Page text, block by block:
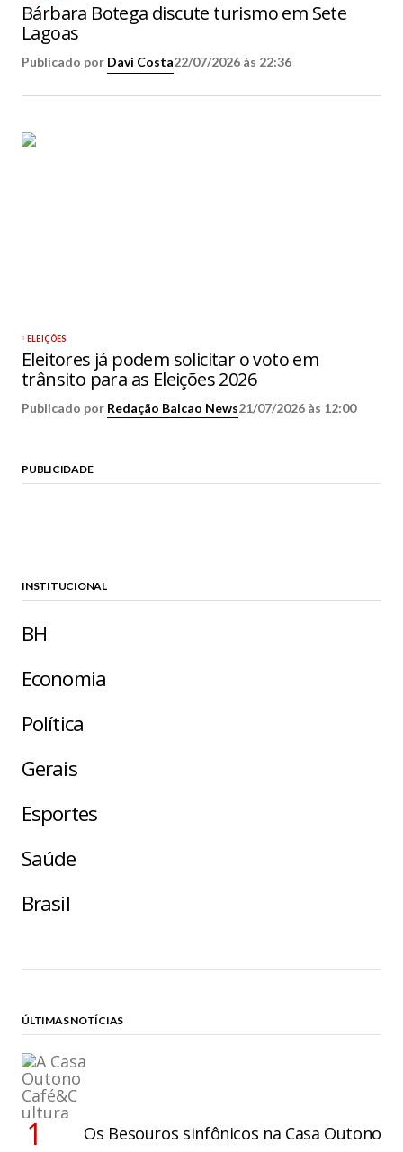
Bárbara Botega discute turismo em Sete
Lagoas
Publicado por Davi Costa22/07/2026 às 22:36
ELEIÇÕES
Eleitores já podem solicitar o voto em
trânsito para as Eleições 2026
Publicado por Redação Balcao News21/07/2026 às 12:00
PUBLICIDADE
INSTITUCIONAL
BH
Economia
Política
Gerais
Esportes
Saúde
Brasil
ÚLTIMAS NOTÍCIAS
Os Besouros sinfônicos na Casa Outono